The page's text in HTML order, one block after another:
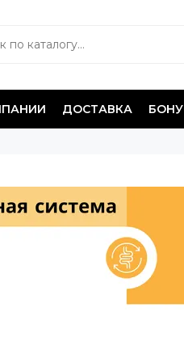
ДОСТАВКА